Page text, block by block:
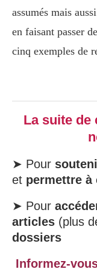
assumés mais
en faisant passer
cinq exemples de
La suite de
➤ Pour
et permettre
➤ Pour
articles (plus
dossiers
Informez-